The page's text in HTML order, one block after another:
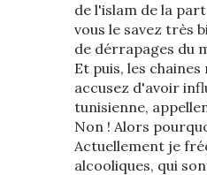
de l'islam de la
vous le savez très
de dérrapages du
Et puis, les
accusez d'avoir
tunisienne,
Non ! Alors
Actuellement je
alcooliques, qui